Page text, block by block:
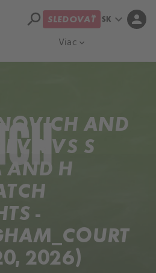
Viac expand_more
search SLEDOVAŤ SK expand_more person
AND
VS S
AND H
-
2026)